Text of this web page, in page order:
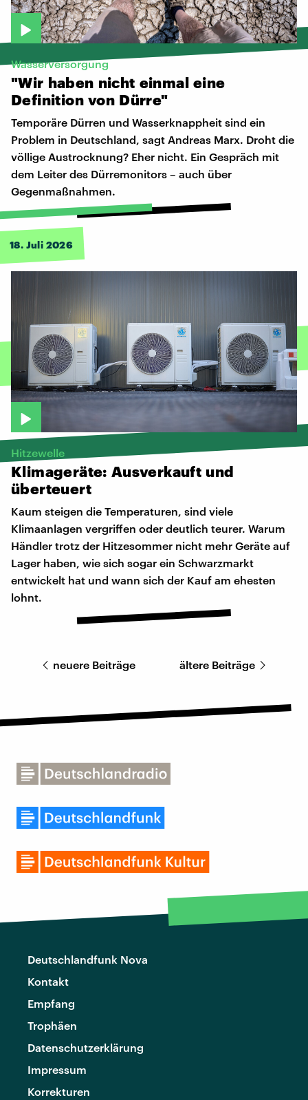
Wasserversorgung
"Wir haben nicht einmal eine
Definition von Dürre"
Temporäre Dürren und Wasserknappheit sind ein
Problem in Deutschland, sagt Andreas Marx. Droht die
völlige Austrocknung? Eher nicht. Ein Gespräch mit
dem Leiter des Dürremonitors – auch über
Gegenmaßnahmen.
18. Juli 2026
Hitzewelle
Klimageräte: Ausverkauft und
überteuert
Kaum steigen die Temperaturen, sind viele
Klimaanlagen vergriffen oder deutlich teurer. Warum
Händler trotz der Hitzesommer nicht mehr Geräte auf
Lager haben, wie sich sogar ein Schwarzmarkt
entwickelt hat und wann sich der Kauf am ehesten
lohnt.
neuere Beiträge ältere Beiträge
Deutschlandfunk Nova
Kontakt
Empfang
Trophäen
Datenschutzerklärung
Impressum
Korrekturen